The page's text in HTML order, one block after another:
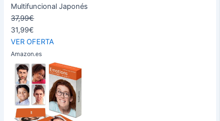
Multifuncional Japonés
37,99€
31,99€
VER OFERTA
Amazon.es